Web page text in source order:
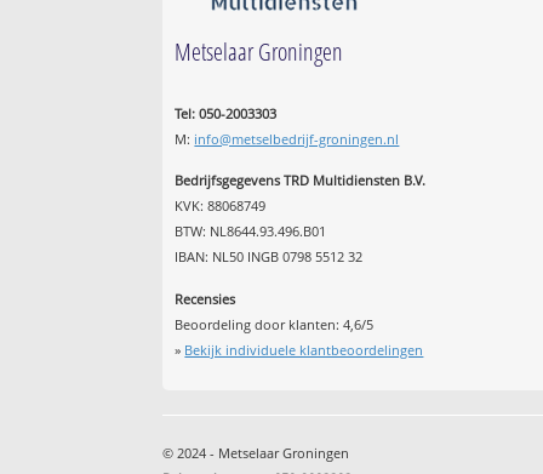
Metselaar Groningen
Tel: 050-2003303
M: info@metselbedrijf-groningen.nl
Bedrijfsgegevens TRD Multidiensten B.V.
KVK: 88068749
BTW: NL8644.93.496.B01
IBAN: NL50 INGB 0798 5512 32
Recensies
Beoordeling door klanten:4,6/5
» Bekijk individuele klantbeoordelingen
© 2024 - Metselaar Groningen